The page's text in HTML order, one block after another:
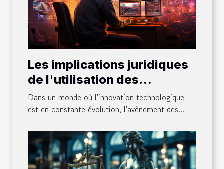
Les implications juridiques
de l'utilisation des
générateurs d'images par
IA pour les créateurs de
Dans un monde où l'innovation technologique
est en constante évolution, l'avènement des...